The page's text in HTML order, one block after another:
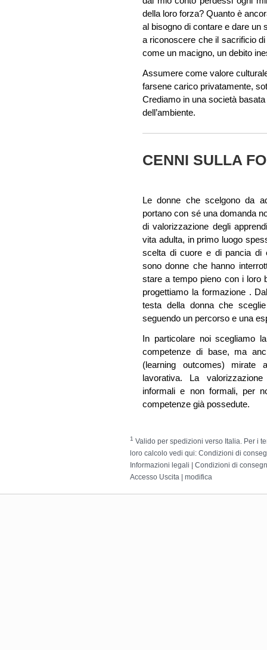
della loro forza? Quanto è
al bisogno di contare e dare un
a riconoscere che il sacrificio
come un macigno, un debito
Assumere come valore
farsene carico privatamente,
Crediamo in una società
dell’ambiente.
CENNI SULLA
Le donne che scelgono da
portano con sé una domanda
di valorizzazione degli
vita adulta, in primo luogo
scelta di cuore e di pancia di
sono donne che hanno
stare a tempo pieno con i loro
progettiamo la formazione .
testa della donna che
seguendo un percorso e una
In particolare noi scegliamo
competenze di base, ma
(learning outcomes) mirate
lavorativa. La
informali e non formali, per
competenze già possedute.
1 Valido per spedizioni verso Italia. Per i
loro calcolo vedi qui: Condizioni di
Informazioni legali | Condizioni di
Accesso Uscita | modifica